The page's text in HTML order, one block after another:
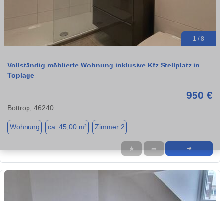
1 / 8
Vollständig möblierte Wohnung inklusive Kfz Stellplatz in
Toplage
950 €
Bottrop, 46240
Wohnung ca. 45,00 m² Zimmer 2
★ ➦ ➜